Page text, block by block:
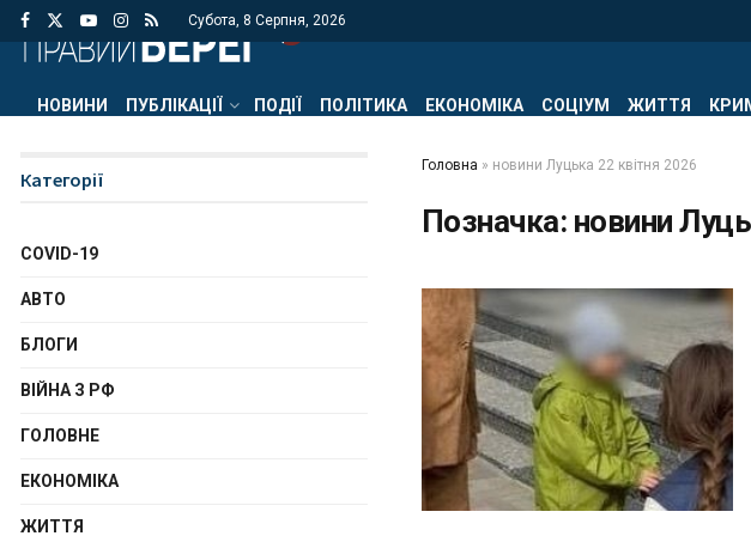
Субота, 8 Серпня, 2026
НОВИНИ ПУБЛІКАЦІЇ ПОДІЇ ПОЛІТИКА ЕКОНОМІКА СОЦІУМ ЖИТТЯ
Головна » новини Луцька 22 квітня 2026
Позначка: новини
Категорії
COVID-19
АВТО
БЛОГИ
ВІЙНА З РФ
ГОЛОВНЕ
ЕКОНОМІКА
ЖИТТЯ